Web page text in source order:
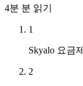
4분 분 읽기
1
Skyalo 요금
2